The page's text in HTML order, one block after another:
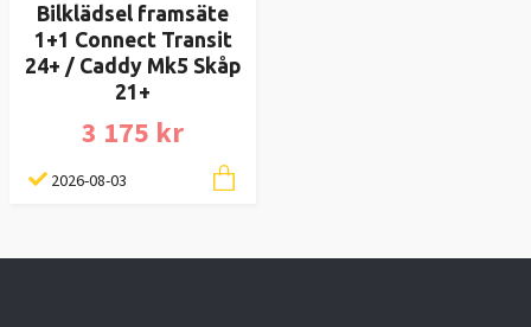
Bilklädsel framsäte
1+1 Connect Transit
24+ / Caddy Mk5 Skåp
21+
3 175 kr
2026-08-03